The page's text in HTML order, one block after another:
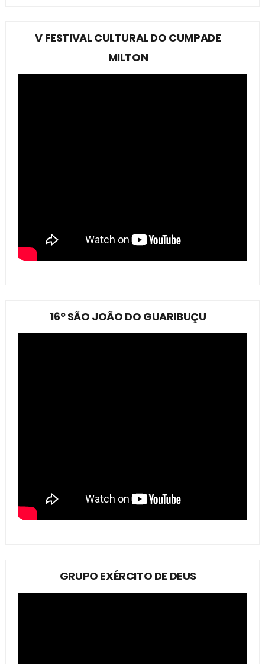
V FESTIVAL CULTURAL DO CUMPADE
MILTON
16º SÃO JOÃO DO GUARIBUÇU
GRUPO EXÉRCITO DE DEUS